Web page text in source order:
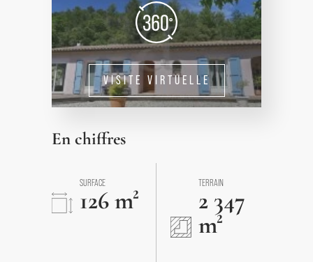
VISITE VIRTUELLE
En chiffres
SURFACE
126 m²
TERRAIN
2 347
m²